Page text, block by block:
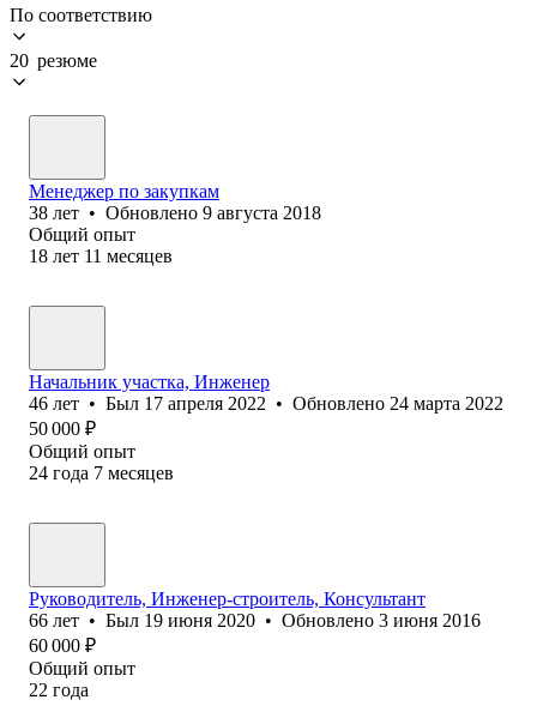
По соответствию
20 резюме
Менеджер по закупкам
38 лет • Обновлено 9 августа 2018
Общий опыт
18 лет 11 месяцев
Начальник участка, Инженер
46 лет • Был 17 апреля 2022 • Обновлено 24 марта 2022
50 000 ₽
Общий опыт
24 года 7 месяцев
Руководитель, Инженер-строитель, Консультант
66 лет • Был 19 июня 2020 • Обновлено 3 июня 2016
60 000 ₽
Общий опыт
22 года